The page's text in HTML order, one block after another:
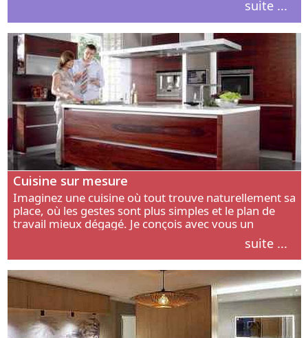
suite ...
Cuisine sur mesure
Imaginez une cuisine où tout trouve naturellement sa
place, où les gestes sont plus simples et le plan de
travail mieux dégagé. Je conçois avec vous un
aménagement adapté à votre manière de cuisiner, de
suite ...